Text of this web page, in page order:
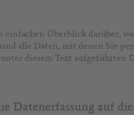
Überblick darüber,
sind alle Daten, mit denen
diesem Text aufgeführten
Datenerfassung auf